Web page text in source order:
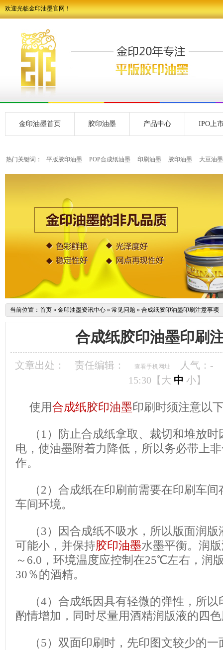
欢迎光临金印油墨官网！
金印油墨首页 胶印油墨 产品中心 IPO上
热门关键词： 平版胶印油墨 POP合成纸油墨 印刷油墨 胶印油墨 大豆油墨
当前位置： 首页 » 金印油墨资讯中心 » 常见问题 » 合成纸胶印油墨印刷注意事项
合成纸胶印油墨印刷
文章出处： 责任编辑： 查看手机网址 人气： -
15:30【 大 中 小】
使用合成纸胶印油墨印刷时须注意
（1）防止合成纸拿取、裁切和堆放
电，使油墨附着力降低，所以务必带上
作。
（2）合成纸在印刷前需要在印刷车
车间环境。
（3）因合成纸不吸水，所以版面润
可能小，并保持胶印油墨水墨平衡。润
～6.0，环境温度应控制在25℃左右，润
30％的酒精。
（4）合成纸因具有轻微的弹性，所
酌情增加，同时尽量用酒精润版液
（5）双面印刷时，先印图文较少的